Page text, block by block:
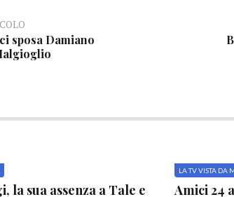
sposa Damiano
la sua assenza a Tale e
LA TV VISTA DA
Amici 24